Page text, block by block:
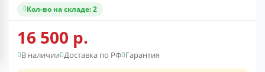
Кол-во на складе: 2
16 500 р.
В наличии Доставка по РФ Гарантия